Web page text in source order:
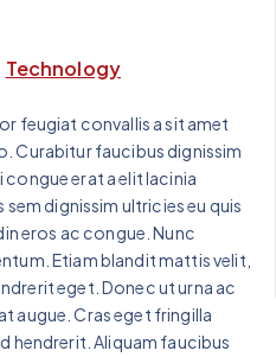
Technology
feugiat convallis a sit amet
Curabitur faucibus dignissim
erat a elit lacinia
dignissim ultricies eu quis
eros ac congue. Nunc
Etiam blandit mattis velit,
eget. Donec ut urna ac
augue. Cras eget fringilla
hendrerit. Aliquam faucibus